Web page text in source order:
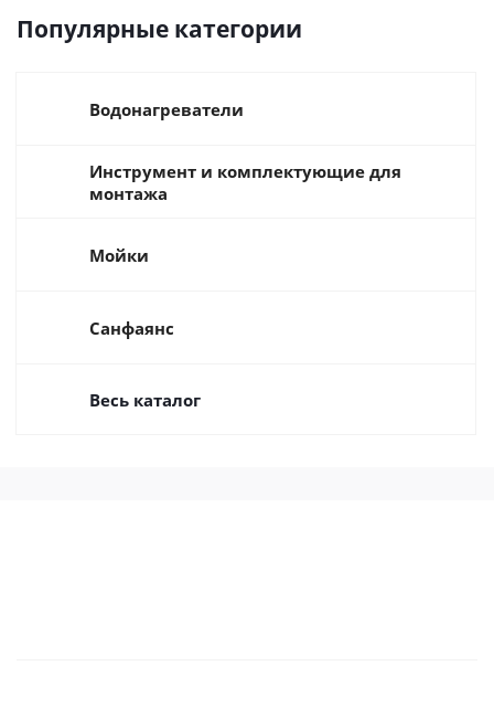
Популярные категории
Водонагреватели
Инструмент и комплектующие для
монтажа
Мойки
Санфаянс
Весь каталог